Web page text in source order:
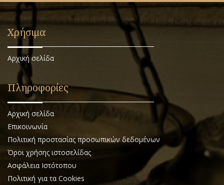
Χρήσιμα
Αρχική σελίδα
Πληροφορίες
Αρχική σελίδα
Επικοινωνία
Πολιτική προστασίας προσωπικών δεδομένων
Όροι χρήσης ιστοσελίδας
Ασφάλεια Ιστότοπου
Πολιτική για τα Cookies